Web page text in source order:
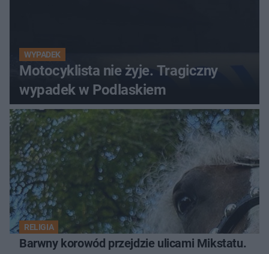
WYPADEK
Motocyklista nie żyje. Tragiczny
wypadek w Podlaskiem
RELIGIA
Barwny korowód przejdzie ulicami Mikstatu.